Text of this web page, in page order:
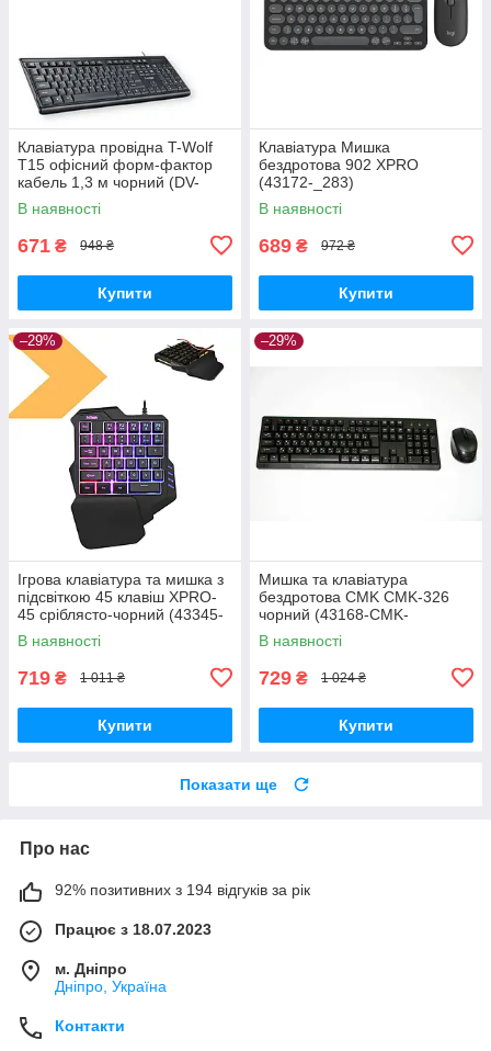
Клавіатура провідна T-Wolf
T15 офісний форм-фактор
кабель 1,3 м чорний (DV-
169475_302)
В наявності
671 ₴ 948 ₴
Купити
Клавіатура Мишка
бездротова 902 XPRO
(43172-_283)
В наявності
689 ₴ 972 ₴
Купити
–29%
Ігрова клавіатура та мишка з
підсвіткою 45 клавіш XPRO-
45 сріблясто-чорний (43345-
_283)
В наявності
719 ₴ 1 011 ₴
Купити
–29%
Мишка та клавіатура
бездротова CMK CMK-326
чорний (43168-CMK-
326_301)
В наявності
729 ₴ 1 024 ₴
Купити
Показати ще
Про нас
92% позитивних з 194 відгуків за рік
Працює з 18.07.2023
м. Дніпро
Дніпро, Україна
Контакти